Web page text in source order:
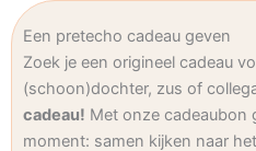
Een pretecho cadeau geven
Zoek je een origineel cadeau
(schoon)dochter, zus of
cadeau! Met onze cadeaubon
moment: samen kijken naar